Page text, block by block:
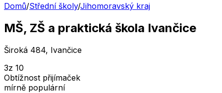
Domů/Střední školy/Jihomoravský kraj
MŠ, ZŠ a praktická škola Ivančice
Široká 484, Ivančice
3z 10
Obtížnost přijímaček
mírně populární